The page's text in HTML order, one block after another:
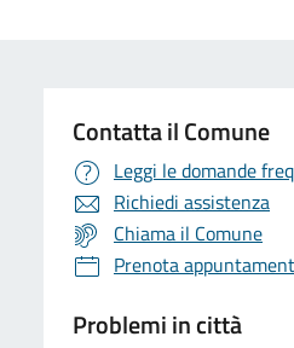
Contatta il Comune
Leggi le domande
Richiedi assistenza
Chiama il Comune
Prenota
Problemi in città